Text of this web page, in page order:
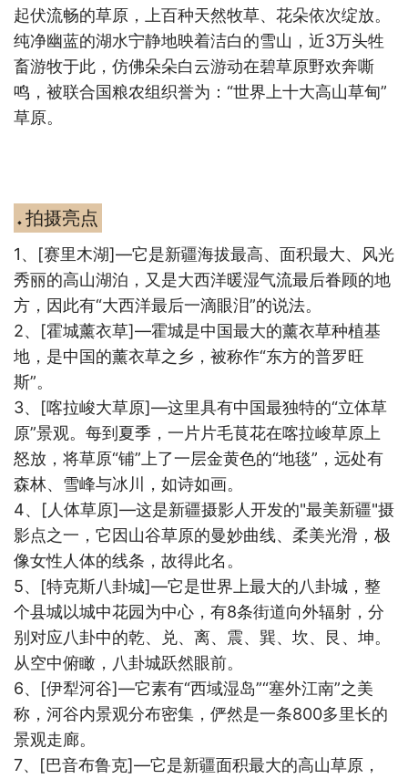
起伏流畅的草原，上百种天然牧草、花朵依次绽放。
纯净幽蓝的湖水宁静地映着洁白的雪山，近3万头牲
畜游牧于此，仿佛朵朵白云游动在碧草原野欢奔嘶
鸣，被联合国粮农组织誉为：“世界上十大高山草甸”
草原。
◆ 拍摄亮点
1、 [赛里木湖]—它是新疆海拔最高、面积最大、风光
秀丽的高山湖泊，又是大西洋暖湿气流最后眷顾的地
方，因此有“大西洋最后一滴眼泪”的说法。
2、 [霍城薰衣草]—霍城是中国最大的薰衣草种植基
地，是中国的薰衣草之乡，被称作“东方的普罗旺
斯”。
3、 [喀拉峻大草原]—这里具有中国最独特的“立体草
原”景观。每到夏季，一片片毛茛花在喀拉峻草原上
怒放，将草原“铺”上了一层金黄色的“地毯”，远处有
森林、雪峰与冰川，如诗如画。
4、 [ 人体草原]—这是新疆摄影人开发的"最美新疆"摄
影点之一，它因山谷草原的曼妙曲线、柔美光滑，极
像女性人体的线条，故得此名。
5、 [特克斯八卦城]—它是世界上最大的八卦城，整
个县城以城中花园为中心，有8条街道向外辐射，分
别对应八卦中的乾、兑、离、震、巽、坎、艮、坤。
从空中俯瞰，八卦城跃然眼前。
6、 [伊犁河谷]—它素有“西域湿岛”“塞外江南”之美
称，河谷内景观分布密集，俨然是一条800多里长的
景观走廊。
7、 [巴音布鲁克]—它是新疆面积最大的高山草原，